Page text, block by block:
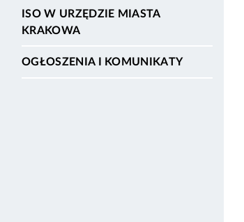
ISO W URZĘDZIE MIASTA
KRAKOWA
OGŁOSZENIA I KOMUNIKATY